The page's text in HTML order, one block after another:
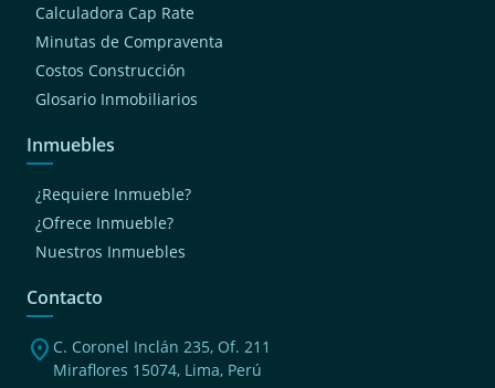
Calculadora Cap Rate
Minutas de Compraventa
Costos Construcción
Glosario Inmobiliarios
Inmuebles
¿Requiere Inmueble?
¿Ofrece Inmueble?
Nuestros Inmuebles
Contacto
location_on C. Coronel Inclán 235, Of. 211
Miraflores 15074, Lima, Perú